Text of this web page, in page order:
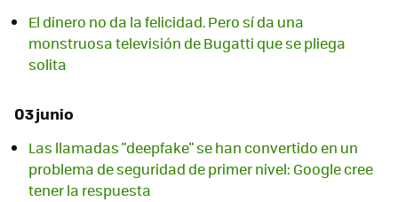
El dinero no da la felicidad. Pero sí da una
monstruosa televisión de Bugatti que se pliega
solita
03 junio
Las llamadas "deepfake" se han convertido en un
problema de seguridad de primer nivel: Google cree
tener la respuesta